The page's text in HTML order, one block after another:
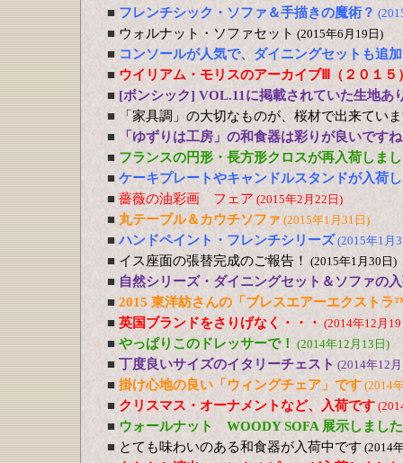
■ フレンチシック・ソファ＆手描きの魔術？
■ ウォルナット・ソファセット (2015年6月19日)
■ コンソールが人気で、ダイニングセットも追
■ ウイリアム・モリスのアーカイブⅢ（２０１５
■ [ボンシック] VOL.11に掲載されていた生地あ
■
「家具調」の大切なものが、桜材で出来てい
■
「ゆずりは工房」の和食器は彩りが良いです
■ フランスの円形・長方形クロスが再入荷しま
■ ケーキプレートやキャンドルスタンドが入荷
■ 薔薇の油彩画 フェア (2015年2月22日)
■ 丸テーブル＆カウチソファ (2015年1月31日)
■ ハンドペイント・フレンチシリーズ (2015年1月
■ イス座面の張替完成のご報告！ (2015年1月30日)
■ 自然シリーズ・ダイニングセット＆ソファの
■ 2015 東洋紡さんの「ブレスエアーエクスト
■ 英国ブランドをさりげなく・・・ (2014年12月
■ やっぱりこのドレッサーで！ (2014年12月13日)
■ 丁度良いサイズのイタリーチェスト (2014年12
■ 掛け心地の良い「ウィングチェア」です (2014
■ クリスマス・オーナメントなど、入荷です
■ ウォールナット WOODY SOFA 展示しました
■ とても味わいのある和食器が入荷中です (2014